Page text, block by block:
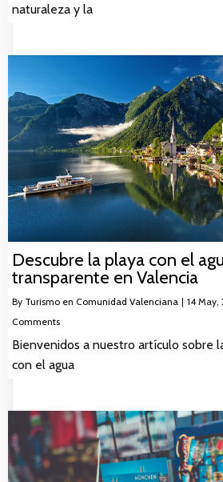
naturaleza y la
Descubre la playa con el
transparente en Valencia
By Turismo en Comunidad Valenciana | 14 May,
Comments
Bienvenidos a nuestro artículo sobre
con el agua